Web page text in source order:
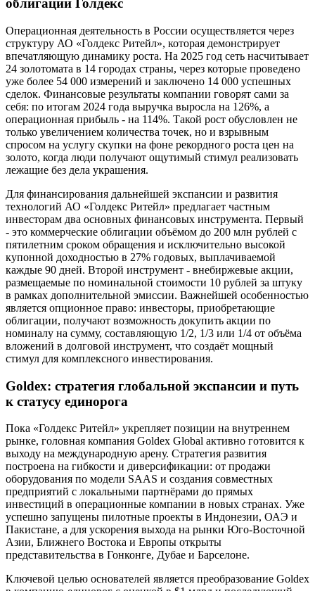
облигации Голдекс
Операционная деятельность в России осуществляется через
структуру АО «Голдекс Ритейл», которая демонстрирует
впечатляющую динамику роста. На 2025 год сеть насчитывает
24 золотомата в 14 городах страны, через которые проведено
уже более 54 000 измерений и заключено 14 000 успешных
сделок. Финансовые результаты компании говорят сами за
себя: по итогам 2024 года выручка выросла на 126%, а
операционная прибыль - на 114%. Такой рост обусловлен не
только увеличением количества точек, но и взрывным
спросом на услугу скупки на фоне рекордного роста цен на
золото, когда люди получают ощутимый стимул реализовать
лежащие без дела украшения.
Для финансирования дальнейшей экспансии и развития
технологий АО «Голдекс Ритейл» предлагает частным
инвесторам два основных финансовых инструмента. Первый
- это коммерческие облигации объёмом до 200 млн рублей с
пятилетним сроком обращения и исключительно высокой
купонной доходностью в 27% годовых, выплачиваемой
каждые 90 дней. Второй инструмент - внебиржевые акции,
размещаемые по номинальной стоимости 10 рублей за штуку
в рамках дополнительной эмиссии. Важнейшей особенностью
является опционное право: инвесторы, приобретающие
облигации, получают возможность докупить акции по
номиналу на сумму, составляющую 1/2, 1/3 или 1/4 от объёма
вложений в долговой инструмент, что создаёт мощный
стимул для комплексного инвестирования.
Goldex: стратегия глобальной экспансии и путь
к статусу единорога
Пока «Голдекс Ритейл» укрепляет позиции на внутреннем
рынке, головная компания Goldex Global активно готовится к
выходу на международную арену. Стратегия развития
построена на гибкости и диверсификации: от продажи
оборудования по модели SAAS и создания совместных
предприятий с локальными партнёрами до прямых
инвестиций в операционные компании в новых странах. Уже
успешно запущены пилотные проекты в Индонезии, ОАЭ и
Пакистане, а для ускорения выхода на рынки Юго-Восточной
Азии, Ближнего Востока и Европы открыты
представительства в Гонконге, Дубае и Барселоне.
Ключевой целью основателей является преобразование Goldex